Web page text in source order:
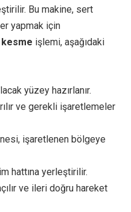
Bu makine, sert
yapmak için
işlemi, aşağıdaki
yüzey hazırlanır.
ve gerekli işaretlemeler
işaretlenen bölgeye
hattına yerleştirilir.
ve ileri doğru hareket